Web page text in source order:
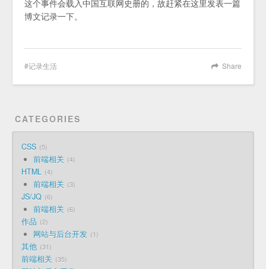
这个事件会载入中国互联网史册的，故赶紧在这里发表一篇
博文记录一下。
Share
记录生活
CATEGORIES
CSS 5
前端相关 4
HTML 4
前端相关 3
JS/JQ 6
前端相关 6
作品 2
网站与后台开发 1
其他 31
前端相关 35